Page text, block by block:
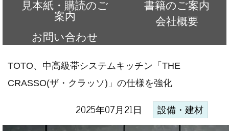
見本紙・購読のご
案内
書籍のご案内
会社概要
お問い合わせ
TOTO、中高級帯システムキッチン「THE
CRASSO(ザ・クラッソ)」の仕様を強化
2025年07月21日 設備・建材